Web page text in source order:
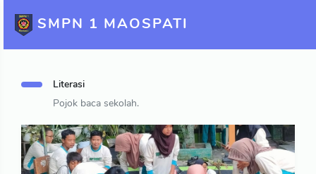
SMPN 1 MAOSPATI
Literasi
Pojok baca sekolah.